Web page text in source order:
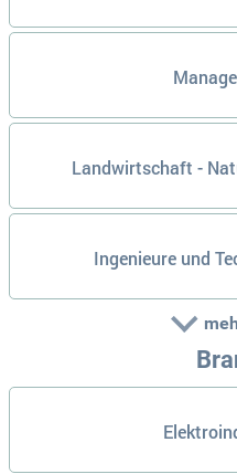
Landwirtschaft -
Ingenieure und